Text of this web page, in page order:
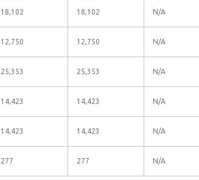
18,102 18,102 N/A
12,750 12,750 N/A
25,353 25,353 N/A
14,423 14,423 N/A
14,423 14,423 N/A
277 277 N/A